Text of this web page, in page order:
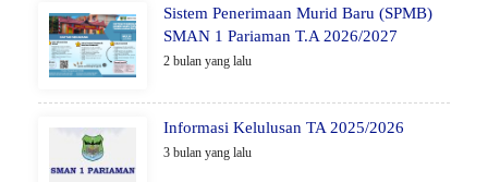
Sistem Penerimaan Murid Baru (SPMB)
SMAN 1 Pariaman T.A 2026/2027
2 bulan yang lalu
Informasi Kelulusan TA 2025/2026
3 bulan yang lalu